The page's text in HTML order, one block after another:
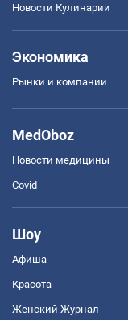
Новости Кулинарии
Экономика
Рынки и компании
MedOboz
Новости медицины
Covid
Шоу
Афиша
Красота
Женский Журнал